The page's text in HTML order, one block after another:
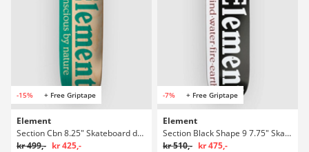
-15% + Free Griptape
Element
Section Cbn 8.25" Skateboard deck
kr 499,- kr 425,-
-7% + Free Griptape
Element
Section Black Shape 9 7.75" Skateboard deck
kr 510,- kr 475,-